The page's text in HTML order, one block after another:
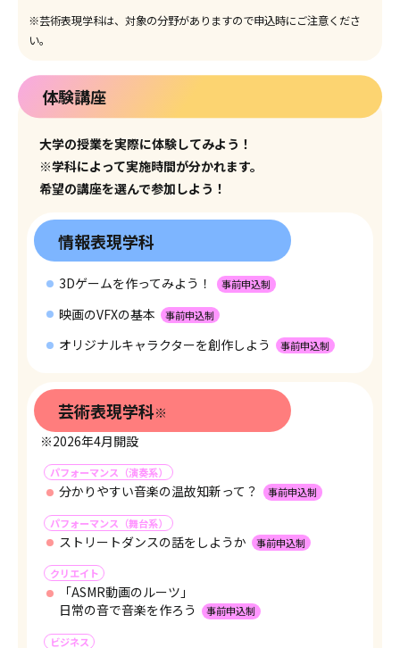
※芸術表現学科は、対象の分野がありますので申込時にご注意くださ
い。
体験講座
大学の授業を実際に体験してみよう！
※学科によって実施時間が分かれます。
希望の講座を選んで参加しよう！
情報表現学科
3Dゲームを作ってみよう！ 事前申込制
映画のVFXの基本 事前申込制
オリジナルキャラクターを創作しよう 事前申込制
芸術表現学科※
※2026年4月開設
パフォーマンス（演奏系）
分かりやすい音楽の温故知新って？ 事前申込制
パフォーマンス（舞台系）
ストリートダンスの話をしようか 事前申込制
クリエイト
「ASMR動画のルーツ」
日常の音で音楽を作ろう
事前申込制
ビジネス